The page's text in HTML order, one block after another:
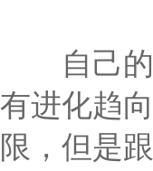
自己的
有进化趋
限，但是